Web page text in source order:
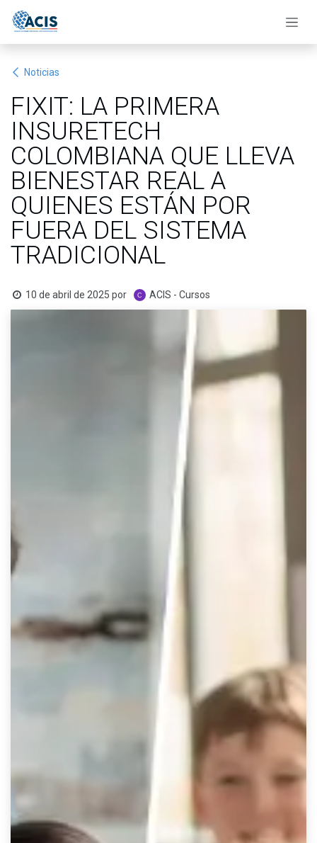
Noticias
FIXIT: LA PRIMERA
INSURETECH
COLOMBIANA QUE LLEVA
BIENESTAR REAL A
QUIENES ESTÁN POR
FUERA DEL SISTEMA
TRADICIONAL
10 de abril de 2025 por ACIS - Cursos